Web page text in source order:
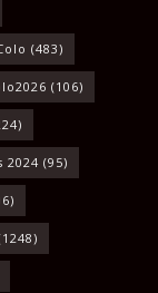
(483)
(106)
2024 (95)